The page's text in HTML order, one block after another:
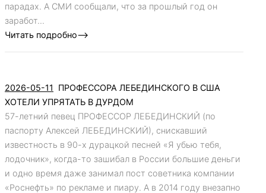
парадах. А СМИ сообщали, что за прошлый год он
заработ...
Читать подробно-->
2026-05-11
ПРОФЕССОРА ЛЕБЕДИНСКОГО В США
ХОТЕЛИ УПРЯТАТЬ В ДУРДОМ
57-летний певец ПРОФЕССОР ЛЕБЕДИНСКИЙ (по
паспорту Алексей ЛЕБЕДИНСКИЙ), снискавший
известность в 90-х дурацкой песней «Я убью тебя,
лодочник», когда-то зашибал в России большие деньги
и одно время даже занимал пост советника компании
«Роснефть» по рекламе и пиару. А в 2014 году внезапно